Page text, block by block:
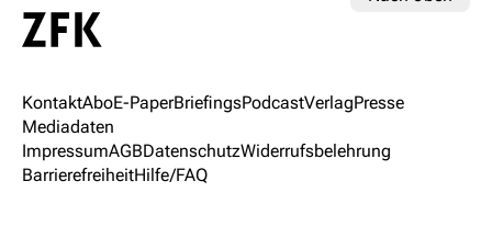
KontaktAboE-PaperBriefingsPodcastVerlagPresse
Mediadaten
ImpressumAGBDatenschutzWiderrufsbelehrung
BarrierefreiheitHilfe/FAQ